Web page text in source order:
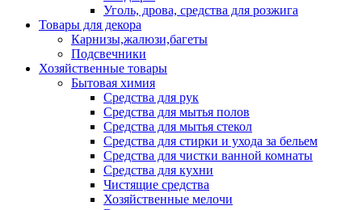
Уголь, дрова, средства для розжига
Товары для декора
Карнизы,жалюзи,багеты
Подсвечники
Хозяйственные товары
Бытовая химия
Средства для рук
Средства для мытья полов
Средства для мытья стекол
Средства для стирки и ухода за бельем
Средства для чистки ванной комнаты
Средства для кухни
Чистящие средства
Хозяйственные мелочи